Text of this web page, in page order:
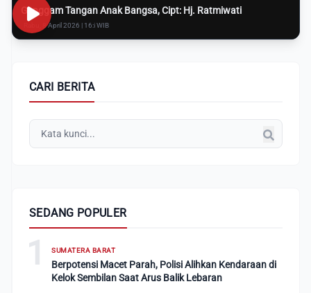
Genggam Tangan Anak Bangsa, Cipt: Hj. Ratmiwati
Rabu, 8 April 2026 | 16:i WIB
CARI BERITA
SEDANG POPULER
1 SUMATERA BARAT
Berpotensi Macet Parah, Polisi Alihkan Kendaraan di
Kelok Sembilan Saat Arus Balik Lebaran